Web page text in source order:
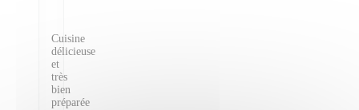
Cuisine
délicieuse
et
très
bien
préparée